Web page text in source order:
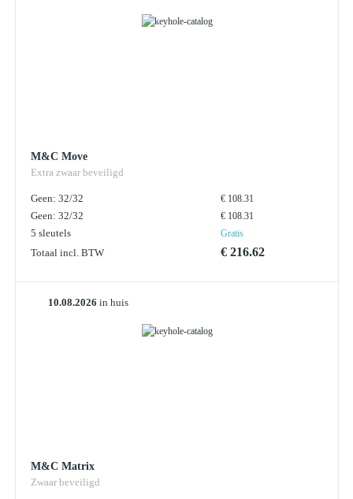
M&C Move
Extra zwaar beveiligd
Geen: 32/32 € 108.31
Geen: 32/32 € 108.31
5 sleutels Gratis
Totaal incl. BTW € 216.62
10.08.2026 in huis
M&C Matrix
Zwaar beveiligd